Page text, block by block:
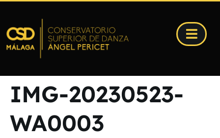
IMG-20230523-
WA0003